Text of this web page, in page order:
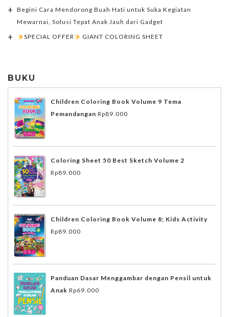
Begini Cara Mendorong Buah Hati untuk Suka Kegiatan
Mewarnai, Solusi Tepat Anak Jauh dari Gadget
SPECIAL OFFER
GIANT COLORING SHEET
BUKU
Children Coloring Book Volume 9 Tema
Pemandangan Rp89.000
Coloring Sheet 50 Best Sketch Volume 2
Rp89.000
Children Coloring Book Volume 8; Kids Activity
Rp89.000
Panduan Dasar Menggambar dengan Pensil untuk
Anak Rp69.000